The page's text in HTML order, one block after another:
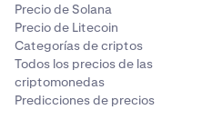
Precio de Solana
Precio de Litecoin
Categorías de criptos
Todos los precios de las
criptomonedas
Predicciones de precios